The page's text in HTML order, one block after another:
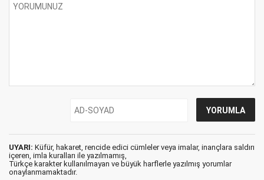
UYARI: Küfür, hakaret, rencide edici cümleler veya imalar, inançlara saldırı
içeren, imla kuralları ile yazılmamış,
Türkçe karakter kullanılmayan ve büyük harflerle yazılmış yorumlar
onaylanmamaktadır.